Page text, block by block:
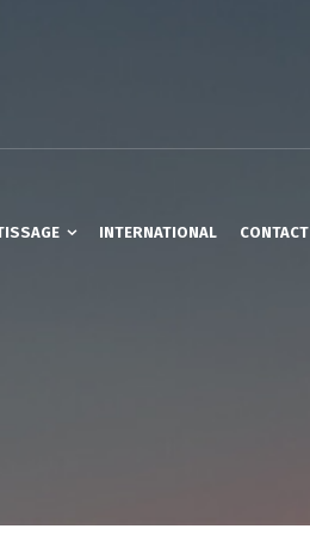
INTERNATIONAL CONTACT